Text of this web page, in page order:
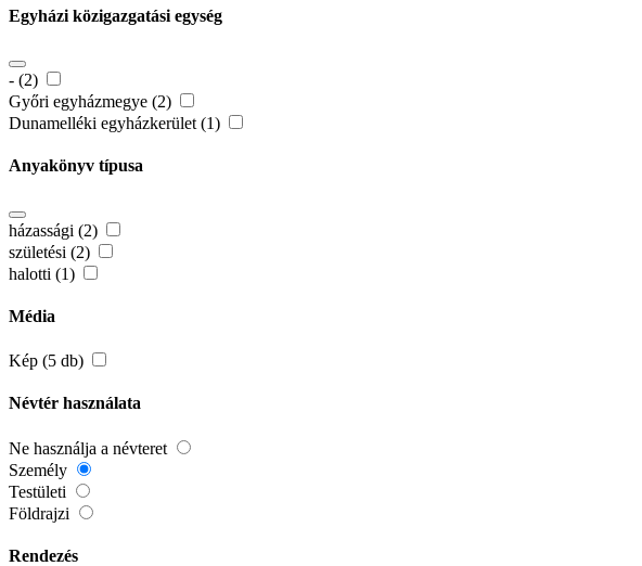
Egyházi közigazgatási egység
- (2)
Győri egyházmegye (2)
Dunamelléki egyházkerület (1)
Anyakönyv típusa
házassági (2)
születési (2)
halotti (1)
Média
Kép (5 db)
Névtér használata
Ne használja a névteret
Személy
Testületi
Földrajzi
Rendezés